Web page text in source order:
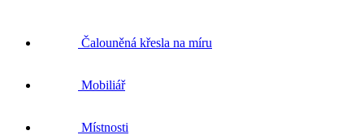
Čalouněná křesla na míru
Mobiliář
Místnosti